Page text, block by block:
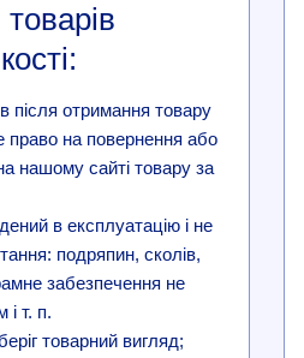
після отримання товару
право на повернення або
нашому сайті товару за
в експлуатацію і не
подряпин, сколів,
забезпечення не
і т. п.
товарний вигляд;